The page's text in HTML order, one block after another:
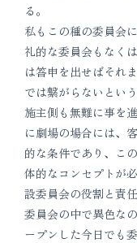
る。
私もこの種の委員会
礼的な委員会もなく
は答申を出せばそれ
では繋がらないとい
施主側も無難に事を
に劇場の場合には、
的な条件であり、こ
体的なコンセプトが
設委員会の役割と責
委員会の中で異色な
ープンした今日でも